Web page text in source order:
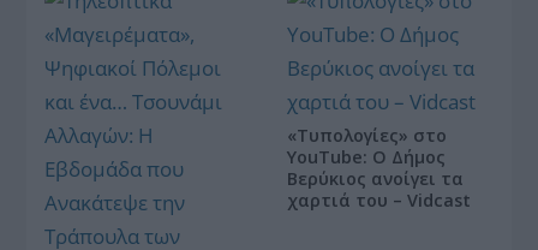
«Τυπολογίες» στο
YouTube: Ο Δήμος
Βερύκιος ανοίγει τα
χαρτιά του – Vidcast